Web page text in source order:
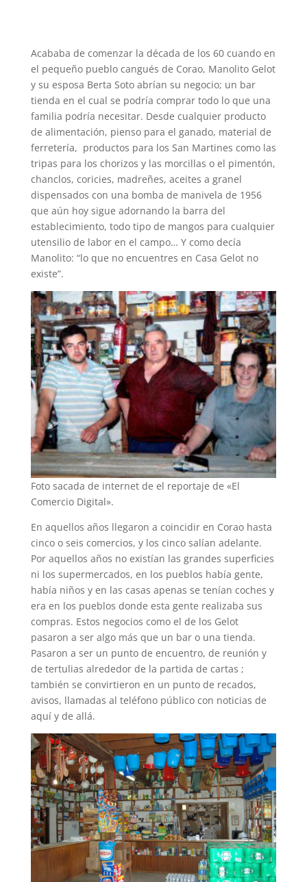
Acababa de comenzar la década de los 60 cuando en
el pequeño pueblo cangués de Corao, Manolito Gelot
y su esposa Berta Soto abrían su negocio; un bar
tienda en el cual se podría comprar todo lo que una
familia podría necesitar. Desde cualquier producto
de alimentación, pienso para el ganado, material de
ferretería, productos para los San Martines como las
tripas para los chorizos y las morcillas o el pimentón,
chanclos, coricies, madreñes, aceites a granel
dispensados con una bomba de manivela de 1956
que aún hoy sigue adornando la barra del
establecimiento, todo tipo de mangos para cualquier
utensilio de labor en el campo… Y como decía
Manolito: “lo que no encuentres en Casa Gelot no
existe”.
Foto sacada de internet de el reportaje de «El
Comercio Digital».
En aquellos años llegaron a coincidir en Corao hasta
cinco o seis comercios, y los cinco salían adelante.
Por aquellos años no existían las grandes superficies
ni los supermercados, en los pueblos había gente,
había niños y en las casas apenas se tenían coches y
era en los pueblos donde esta gente realizaba sus
compras. Estos negocios como el de los Gelot
pasaron a ser algo más que un bar o una tienda.
Pasaron a ser un punto de encuentro, de reunión y
de tertulias alrededor de la partida de cartas ;
también se convirtieron en un punto de recados,
avisos, llamadas al teléfono público con noticias de
aquí y de allá.